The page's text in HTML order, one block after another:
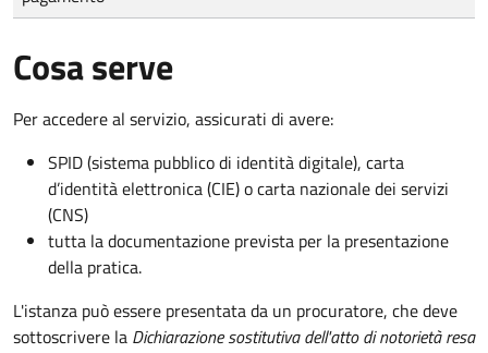
Cosa serve
Per accedere al servizio, assicurati di avere:
SPID (sistema pubblico di identità digitale), carta
d’identità elettronica (CIE) o carta nazionale dei servizi
(CNS)
tutta la documentazione prevista per la presentazione
della pratica.
L'istanza può essere presentata da un procuratore, che deve
sottoscrivere la Dichiarazione sostitutiva dell'atto di notorietà resa